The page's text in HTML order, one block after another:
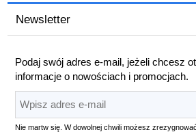
Newsletter
Podaj swój adres e-mail, jeżeli chcesz
informacje o nowościach i promocjach.
Nie martw się. W dowolnej chwili możesz